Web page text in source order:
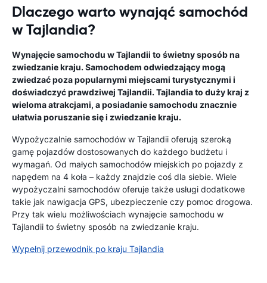
Dlaczego warto wynająć samochód
w Tajlandia?
Wynajęcie samochodu w Tajlandii to świetny sposób na
zwiedzanie kraju. Samochodem odwiedzający mogą
zwiedzać poza popularnymi miejscami turystycznymi i
doświadczyć prawdziwej Tajlandii. Tajlandia to duży kraj z
wieloma atrakcjami, a posiadanie samochodu znacznie
ułatwia poruszanie się i zwiedzanie kraju.
Wypożyczalnie samochodów w Tajlandii oferują szeroką
gamę pojazdów dostosowanych do każdego budżetu i
wymagań. Od małych samochodów miejskich po pojazdy z
napędem na 4 koła – każdy znajdzie coś dla siebie. Wiele
wypożyczalni samochodów oferuje także usługi dodatkowe
takie jak nawigacja GPS, ubezpieczenie czy pomoc drogowa.
Przy tak wielu możliwościach wynajęcie samochodu w
Tajlandii to świetny sposób na zwiedzanie kraju.
Wypełnij przewodnik po kraju Tajlandia